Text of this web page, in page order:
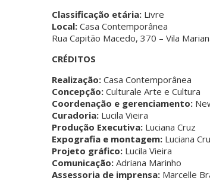
Classificação etária: Livre
Local: Casa Contemporânea
Rua Capitão Macedo, 370 – Vila
CRÉDITOS
Realização: Casa Contemporânea
Concepção: Culturale Arte e Cultura
Coordenação e gerenciamento:
Curadoria: Lucila Vieira
Produção Executiva: Luciana Cruz
Expografia e montagem: Luciana
Projeto gráfico: Lucila Vieira
Comunicação: Adriana Marinho
Assessoria de imprensa: Marcelle